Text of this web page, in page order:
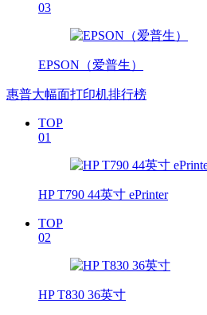
03
EPSON（爱普生）
惠普大幅面打印机排行榜
TOP
01
HP T790 44英寸 ePrinter
TOP
02
HP T830 36英寸